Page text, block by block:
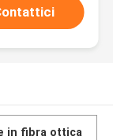
in fibra ottica